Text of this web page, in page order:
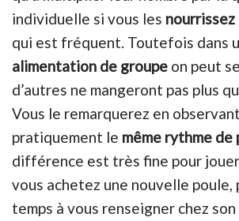
individuelle si vous les nourrissez
qui est fréquent. Toutefois dans
alimentation de groupe on peut
d’autres ne mangeront pas plus
Vous le remarquerez en
pratiquement le même rythme de
différence est très fine pour jouer
vous achetez une nouvelle poule,
temps à vous renseigner chez